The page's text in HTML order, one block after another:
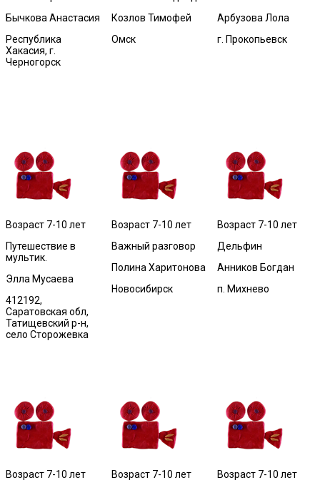
Бычкова Анастасия
Республика
Хакасия, г.
Черногорск
Козлов Тимофей
Омск
Арбузова Лола
г. Прокопьевск
Возраст 7-10 лет
Путешествие в
мультик.
Элла Мусаева
412192,
Саратовская обл,
Татищевский р-н,
село Сторожевка
Возраст 7-10 лет
Важный разговор
Полина Харитонова
Новосибирск
Возраст 7-10 лет
Дельфин
Анников Богдан
п. Михнево
Возраст 7-10 лет
Возраст 7-10 лет
Возраст 7-10 лет